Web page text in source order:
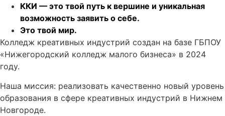
ККИ — это твой путь к вершине и уникальная
возможность заявить о себе.
Это твой мир.
Колледж креативных индустрий создан на базе ГБПОУ
«Нижегородский колледж малого бизнеса» в 2024
году.
Наша миссия: реализовать качественно новый уровень
образования в сфере креативных индустрий в Нижнем
Новгороде.